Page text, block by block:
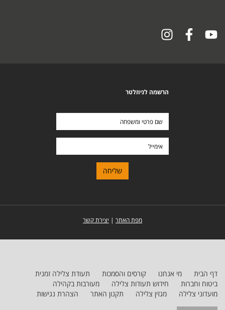
הרשמה לניוזלטר
מפת האתר | יצירת קשר
דף הבית מי אנחנו קורסים והסמכות
תעודת צלילה זמנית
ביטוח וחברות
חידוש תעודות צלילה
מעורבות בקהילה
מועדוני צלילה
מגזין צלילה תקנון האתר הצהרת נגישות